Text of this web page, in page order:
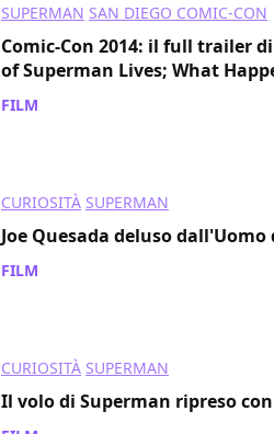
SUPERMAN SAN DIEGO COMIC-CON
Comic-Con 2014: il full trailer
of Superman Lives; What
FILM
CURIOSITÀ SUPERMAN
Joe Quesada deluso dall'Uomo
FILM
CURIOSITÀ SUPERMAN
Il volo di Superman ripreso con